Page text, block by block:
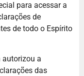
para acessar a
de
de todo o Espírito
autorizou a
das